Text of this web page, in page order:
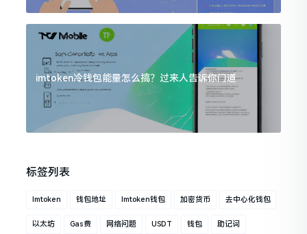
imtoken冷钱包能量怎么搞？过来人告诉你门道
标签列表
Imtoken 钱包地址 Imtoken钱包 加密货币 去中心化钱包
以太坊 Gas费 网络问题 USDT 钱包 助记词